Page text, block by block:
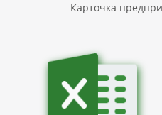
Карточка